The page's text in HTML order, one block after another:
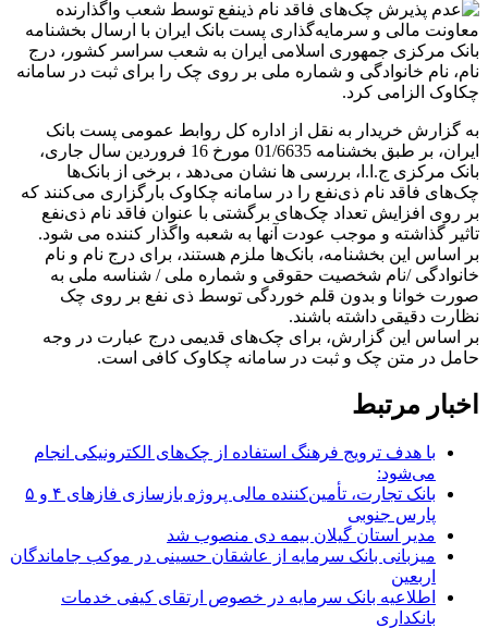
معاونت مالی و سرمایه‌گذاری پست بانک ایران با ارسال بخشنامه
بانک مرکزی جمهوری اسلامی ایران به شعب سراسر کشور، درج
نام، نام خانوادگی و شماره ملی بر روی چک را برای ثبت در سامانه
چکاوک الزامی کرد.
به گزارش خریدار به نقل از اداره کل روابط عمومی پست بانک
ایران، بر طبق بخشنامه 01/6635 مورخ 16 فروردین سال جاری،
بانک مرکزی ج.ا.ا، بررسی ها نشان می‌دهد ، برخی از بانک‌ها
چک‌های فاقد نام ذی‌نفع را در سامانه چکاوک بارگزاری می‌کنند که
بر روی افزایش تعداد چک‌های برگشتی با عنوان فاقد نام ذی‌نفع
تاثیر گذاشته و موجب عودت آنها به شعبه واگذار کننده می شود.
بر اساس این بخشنامه، بانک‌ها ملزم هستند، برای درج نام و نام
خانوادگی /نام شخصیت حقوقی و شماره ملی / شناسه ملی به
صورت خوانا و بدون قلم خوردگی توسط ذی نفع بر روی چک
نظارت دقیقی داشته باشند.
بر اساس این گزارش، برای چک‌های قدیمی درج عبارت در وجه
حامل در متن چک و ثبت در سامانه چکاوک کافی است.
اخبار مرتبط
با هدف ترویج فرهنگ استفاده از چک‌های الکترونیکی انجام
می‌شود:
بانک تجارت، تأمین‌کننده مالی پروژه بازسازی فازهای ۴ و ۵
پارس جنوبی
مدیر استان گیلان بیمه دی منصوب شد
میزبانی بانک سرمایه از عاشقان حسینی در موکب جاماندگان
اربعین
اطلاعیه بانک سرمایه در خصوص ارتقای کیفی خدمات
بانکداری